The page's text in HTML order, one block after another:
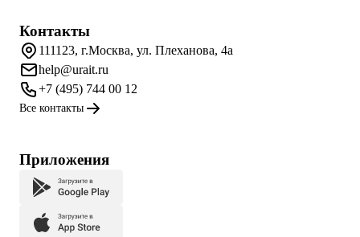
Контакты
111123, г.Москва, ул. Плеханова, 4а
help@urait.ru
+7 (495) 744 00 12
Все контакты
Приложения